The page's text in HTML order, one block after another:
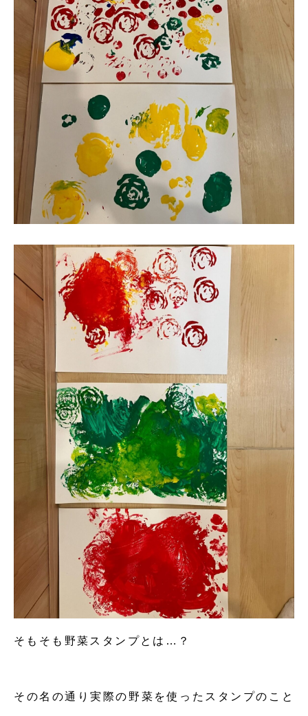
そもそも野菜スタンプとは…？
その名の通り実際の野菜を使ったスタンプのこと